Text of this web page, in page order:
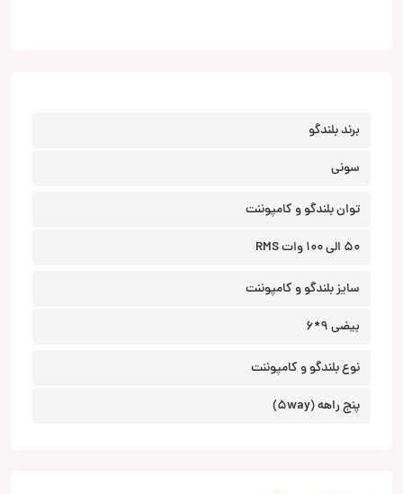
برند بلندگو
سونی
توان بلندگو و کامپوننت
50 الی 100 وات RMS
سایز بلندگو و کامپوننت
بیضی 9*6
نوع بلندگو و کامپوننت
پنج راهه (5way)